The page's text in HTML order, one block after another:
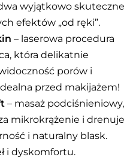
wyjątkowo skuteczne
efektów „od ręki”.
– laserowa procedura
która delikatnie
porów i
przed makijażem!
– masaż podciśnieniowy,
mikrokrążenie i drenuje
i naturalny blask.
i dyskomfortu.